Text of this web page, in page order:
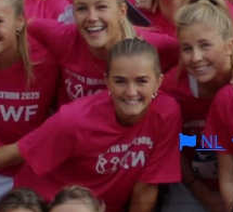
NL